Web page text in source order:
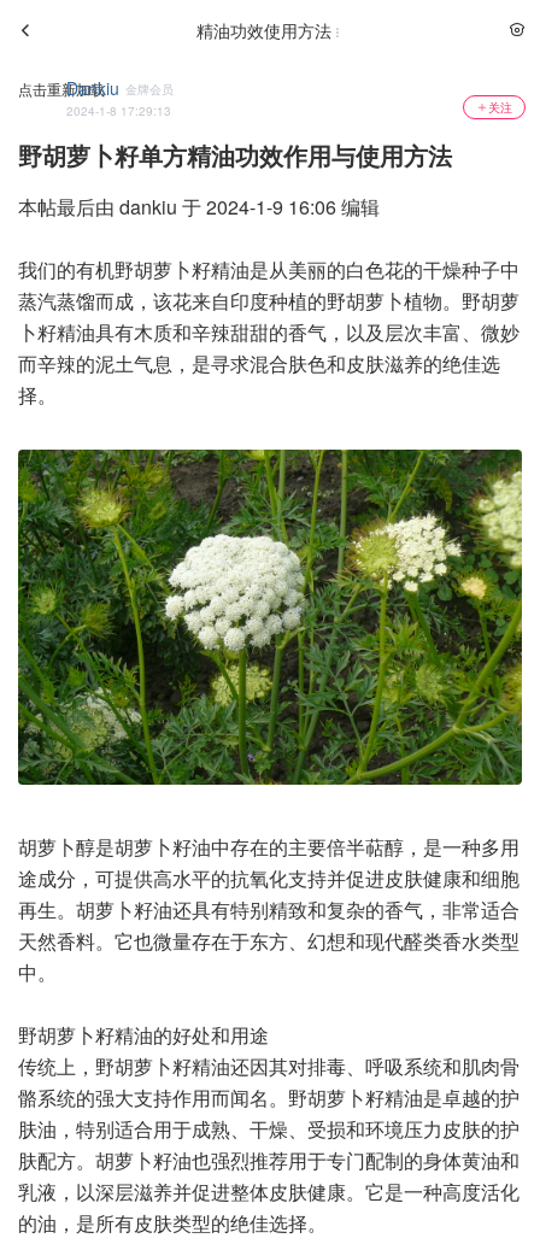
精油功效使用方法
点击重新加载
Dankiu 金牌会员
2024-1-8 17:29:13
关注
野胡萝卜籽单方精油功效作用与使用方法
本帖最后由 dankiu 于 2024-1-9 16:06 编辑
我们的有机野胡萝卜籽精油是从美丽的白色花的干燥种子中
蒸汽蒸馏而成，该花来自印度种植的野胡萝卜植物。野胡萝
卜籽精油具有木质和辛辣甜甜的香气，以及层次丰富、微妙
而辛辣的泥土气息，是寻求混合肤色和皮肤滋养的绝佳选
择。
胡萝卜醇是胡萝卜籽油中存在的主要倍半萜醇，是一种多用
途成分，可提供高水平的抗氧化支持并促进皮肤健康和细胞
再生。胡萝卜籽油还具有特别精致和复杂的香气，非常适合
天然香料。它也微量存在于东方、幻想和现代醛类香水类型
中。
野胡萝卜籽精油的好处和用途
传统上，野胡萝卜籽精油还因其对排毒、呼吸系统和肌肉骨
骼系统的强大支持作用而闻名。野胡萝卜籽精油是卓越的护
肤油，特别适合用于成熟、干燥、受损和环境压力皮肤的护
肤配方。胡萝卜籽油也强烈推荐用于专门配制的身体黄油和
乳液，以深层滋养并促进整体皮肤健康。它是一种高度活化
的油，是所有皮肤类型的绝佳选择。